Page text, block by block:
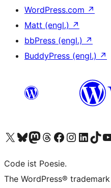
WordPress.com ↗
Matt (engl.) ↗
bbPress (engl.) ↗
BuddyPress (engl.) ↗
Unser X-Konto (früher Twitter) besuchen
Unser Bluesky-Konto besuchen
Unser Mastodon-Konto besuchen
Unser Threads-Konto besuchen
Unsere Facebook-Seite besuchen
Unser Instagram-Konto
Unser LinkedIn-
Unser
Code ist Poesie.
The WordPress®